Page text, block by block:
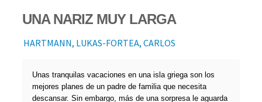
UNA NARIZ MUY LARGA
HARTMANN, LUKAS-FORTEA, CARLOS
Unas tranquilas vacaciones en una isla griega son los
mejores planes de un padre de familia que necesita
descansar. Sin embargo, más de una sorpresa le aguarda